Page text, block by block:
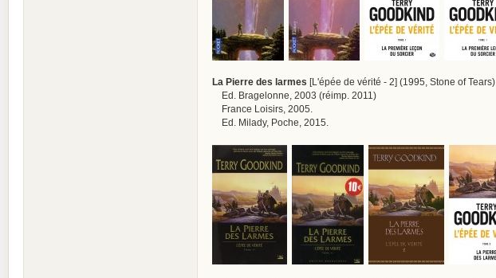
La Pierre des larmes [L'épée de vérité - 2] (1995, Stone of Tears)
Ed. Bragelonne, 2003 (réimp. 2011)
France Loisirs, 2005.
Ed. Milady, Poche, 2015.